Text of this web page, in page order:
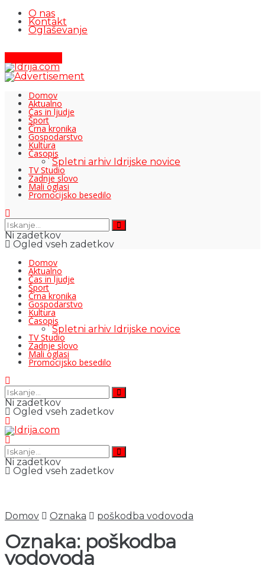
O nas
Kontakt
Oglaševanje
Domov
Aktualno
Čas in ljudje
Šport
Črna kronika
Gospodarstvo
Kultura
Časopis
Spletni arhiv Idrijske novice
TV Studio
Zadnje slovo
Mali oglasi
Promocijsko besedilo
Ni zadetkov
Ogled vseh zadetkov
Domov
Aktualno
Čas in ljudje
Šport
Črna kronika
Gospodarstvo
Kultura
Časopis
Spletni arhiv Idrijske novice
TV Studio
Zadnje slovo
Mali oglasi
Promocijsko besedilo
Ni zadetkov
Ogled vseh zadetkov
Ni zadetkov
Ogled vseh zadetkov
Domov Oznaka poškodba vodovoda
Oznaka: poškodba
vodovoda